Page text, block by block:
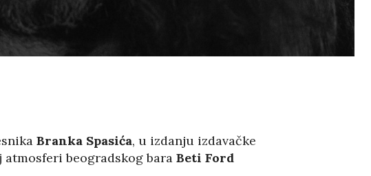
Branka Spasića, u izdanju izdavačke
beogradskog bara Beti Ford